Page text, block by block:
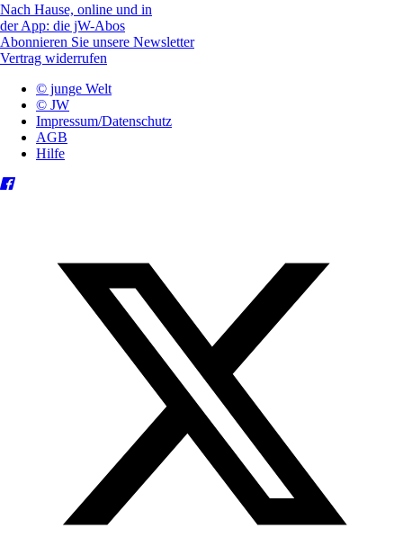
Nach Hause, online und in
der App: die jW-Abos
Abonnieren Sie unsere Newsletter
Vertrag widerrufen
© junge Welt
© JW
Impressum/Datenschutz
AGB
Hilfe